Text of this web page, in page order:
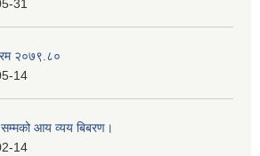
31
२०७९.८०
14
आय व्यय बिबरण।
14